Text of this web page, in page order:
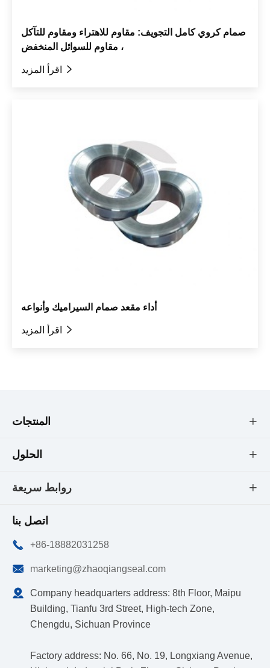
صمام كروي كامل التجويف: مقاوم للاهتراء ومقاوم للتآكل
، مقاوم للسوائل المنخفض

أداء مقعد صمام السيراميك وأنواعه

المنتجات 
الحلول 
روابط سريعة 
اتصل بنا
 +86-18882031258
 marketing@zhaoqiangseal.com

Company headquarters address: 8th Floor, Maipu
Building, Tianfu 3rd Street, High-tech Zone,
Chengdu, Sichuan Province
Factory address: No. 66, No. 19, Longxiang Avenue,